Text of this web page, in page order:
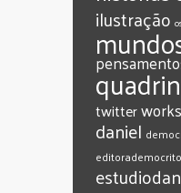
ilustração
twitter
‎daniel‬